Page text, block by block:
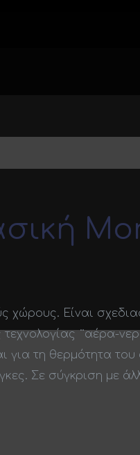
χώρους. Είναι
¨αέρα-
για τη θερμότητα
Σε σύγκριση με